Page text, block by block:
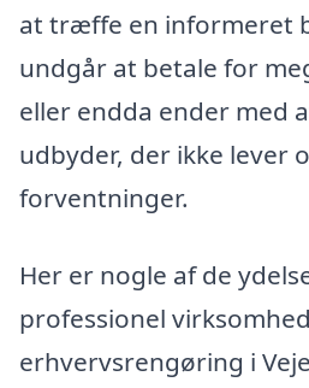
at træffe en informeret
undgår at betale for
eller endda ender med
udbyder, der ikke lever
forventninger.
Her er nogle af de
professionel
erhvervsrengøring i